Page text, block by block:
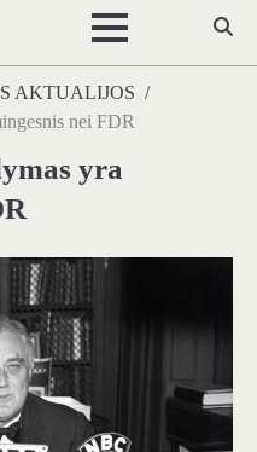
AKTUALIJOS
nei FDR
yra